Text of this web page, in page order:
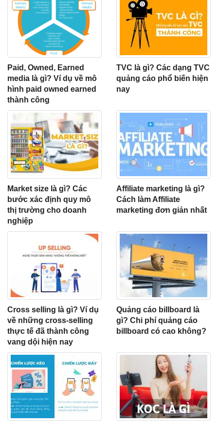
Paid, Owned, Earned
media là gì? Ví dụ về mô
hình paid owned earned
thành công
TVC là gì? Các dạng TVC
quảng cáo phổ biến hiện
nay
Market size là gì? Các
bước xác định quy mô
thị trường cho doanh
nghiệp
Affiliate marketing là gì?
Cách làm Affiliate
marketing đơn giản nhất
Cross selling là gì? Ví dụ
về những cross-selling
thực tế đã thành công
vang dội hiện nay
Quảng cáo billboard là
gì? Chi phí quảng cáo
billboard có cao không?